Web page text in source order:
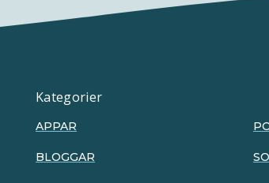
Kategorier
APPAR
BLOGGAR